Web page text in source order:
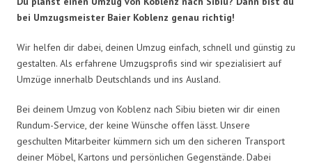
bei Umzugsmeister Baier Koblenz genau richtig!
Wir helfen dir dabei, deinen Umzug einfach, schnell und günstig zu
gestalten. Als erfahrene Umzugsprofis sind wir spezialisiert auf
Umzüge innerhalb Deutschlands und ins Ausland.
Bei deinem Umzug von Koblenz nach Sibiu bieten wir dir einen
Rundum-Service, der keine Wünsche offen lässt. Unsere
geschulten Mitarbeiter kümmern sich um den sicheren Transport
deiner Möbel, Kartons und persönlichen Gegenstände. Dabei